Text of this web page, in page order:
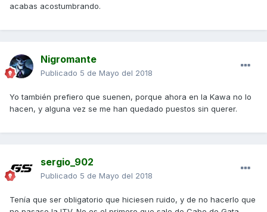
acabas acostumbrando.
Nigromante
Publicado 5 de Mayo del 2018
Yo también prefiero que suenen, porque ahora en la Kawa no lo
hacen, y alguna vez se me han quedado puestos sin querer.
sergio_902
Publicado 5 de Mayo del 2018
Tenía que ser obligatorio que hiciesen ruido, y de no hacerlo que